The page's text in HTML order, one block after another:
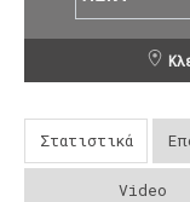
Στατιστικά
Video